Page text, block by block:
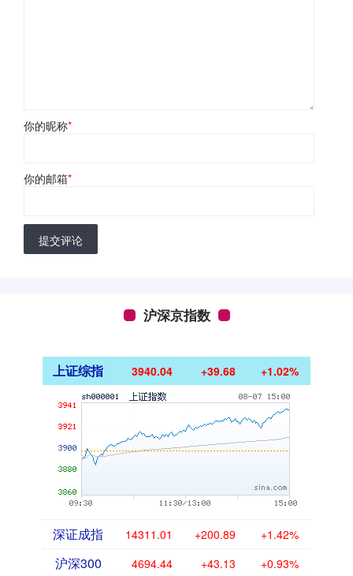
你的昵称*
你的邮箱*
提交评论
沪深京指数
上证综指 3940.04 +39.68 +1.02%
深证成指 14311.01 +200.89 +1.42%
沪深300 4694.44 +43.13 +0.93%